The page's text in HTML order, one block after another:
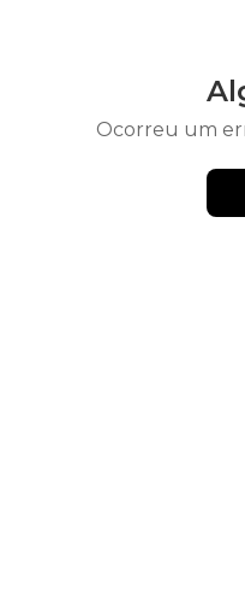
Ocorreu um